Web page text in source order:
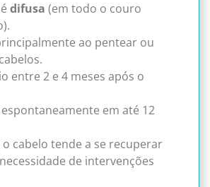
difusa (em todo o couro
ao pentear ou
entre 2 e 4 meses após o
em até 12
o cabelo tende a se recuperar
de intervenções